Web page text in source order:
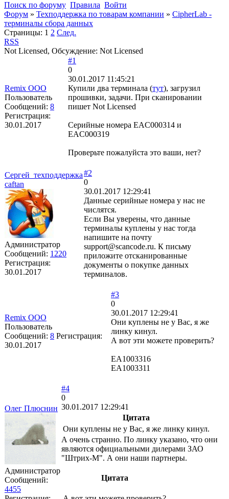
Поиск по форуму Правила Войти
Форум » Техподдержка по товарам компании » CipherLab -
терминалы сбора данных
Страницы: 1 2 След.
RSS
Not Licensed, Обсуждение: Not Licensed
Remix OOO
Пользователь
Сообщений: 8
Регистрация:
30.01.2017
#1
0
30.01.2017 11:45:21
Купили два терминала (тут), загрузил
прошивки, задачи. При сканировании
пишет Not Licensed
Серийные номера EAC000314 и
EAC000319
Проверьте пожалуйста это ваши, нет?
Сергей_техподдержка
caftan
Администратор
Сообщений: 1220
Регистрация:
30.01.2017
#2
0
30.01.2017 12:29:41
Данные серийные номера у нас не
числятся.
Если Вы уверены, что данные
терминалы куплены у нас тогда
напишите на почту
support@scancode.ru. К письму
приложите отсканированные
документы о покупке данных
терминалов.
Remix OOO
Пользователь
Сообщений: 8 Регистрация:
30.01.2017
#3
0
30.01.2017 12:29:41
Они куплены не у Вас, я же
линку кинул.
А вот эти можете проверить?
EA1003316
EA1003311
Олег Плюснин
Администратор
Сообщений:
4455
#4
0
30.01.2017 12:29:41
Цитата
Они куплены не у Вас, я же линку кинул.
А очень странно. По линку указано, что они
являются официальными дилерами ЗАО
"Штрих-М". А они наши партнеры.
Цитата